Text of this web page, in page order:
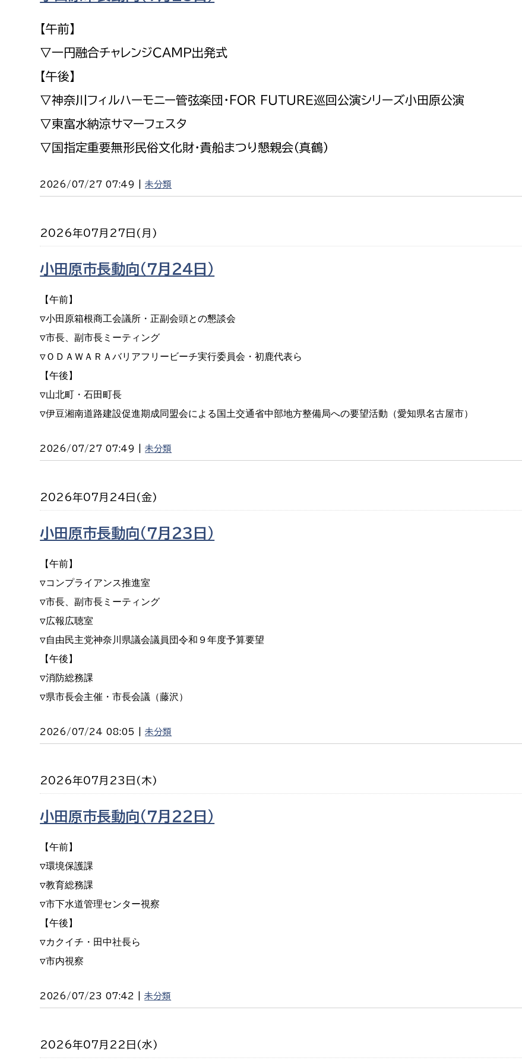
【午前】
▽一円融合チャレンジＣＡＭＰ出発式
【午後】
▽神奈川フィルハーモニー管弦楽団・ＦＯＲ ＦＵＴＵＲＥ巡回公演シリーズ小田原公演
▽東富水納涼サマーフェスタ
▽国指定重要無形民俗文化財・貴船まつり懇親会（真鶴）
2026/07/27 07:49 |未分類
2026年07月27日(月)
小田原市長動向（７月２４日）
【午前】
▽小田原箱根商工会議所・正副会頭との懇談会
▽市長、副市長ミーティング
▽ＯＤＡＷＡＲＡバリアフリービーチ実行委員会・初鹿代表ら
【午後】
▽山北町・石田町長
▽伊豆湘南道路建設促進期成同盟会による国土交通省中部地方整備局への要望活動（愛知県名古屋市）
2026/07/27 07:49 |未分類
2026年07月24日(金)
小田原市長動向（７月２３日）
【午前】
▽コンプライアンス推進室
▽市長、副市長ミーティング
▽広報広聴室
▽自由民主党神奈川県議会議員団令和９年度予算要望
【午後】
▽消防総務課
▽県市長会主催・市長会議（藤沢）
2026/07/24 08:05 |未分類
2026年07月23日(木)
小田原市長動向（７月２２日）
【午前】
▽環境保護課
▽教育総務課
▽市下水道管理センター視察
【午後】
▽カクイチ・田中社長ら
▽市内視察
2026/07/23 07:42 |未分類
2026年07月22日(水)